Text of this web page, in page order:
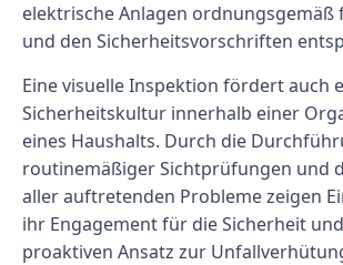
elektrische Anlagen
und den Sicherheitsvorschriften
Eine visuelle Inspektion fördert auch
Sicherheitskultur innerhalb einer
eines Haushalts. Durch die
routinemäßiger Sichtprüfungen und
aller auftretenden Probleme zeigen
ihr Engagement für die Sicherheit
proaktiven Ansatz zur